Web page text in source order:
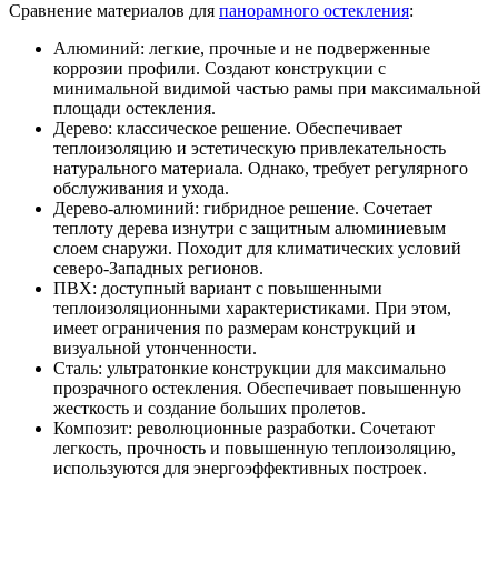
Сравнение материалов для панорамного остекления:
Алюминий: легкие, прочные и не подверженные
коррозии профили. Создают конструкции с
минимальной видимой частью рамы при максимальной
площади остекления.
Дерево: классическое решение. Обеспечивает
теплоизоляцию и эстетическую привлекательность
натурального материала. Однако, требует регулярного
обслуживания и ухода.
Дерево-алюминий: гибридное решение. Сочетает
теплоту дерева изнутри с защитным алюминиевым
слоем снаружи. Походит для климатических условий
северо-Западных регионов.
ПВХ: доступный вариант с повышенными
теплоизоляционными характеристиками. При этом,
имеет ограничения по размерам конструкций и
визуальной утонченности.
Сталь: ультратонкие конструкции для максимально
прозрачного остекления. Обеспечивает повышенную
жесткость и создание больших пролетов.
Композит: революционные разработки. Сочетают
легкость, прочность и повышенную теплоизоляцию,
используются для энергоэффективных построек.